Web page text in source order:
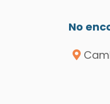
No